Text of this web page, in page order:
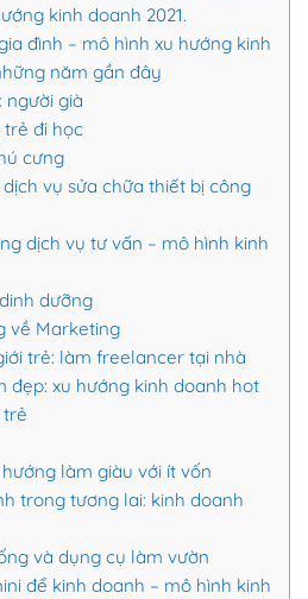
kinh doanh 2021.
đình – mô hình xu hướng kinh
năm gần đây
người già
đi học
cưng
vụ sửa chữa thiết bị công
dịch vụ tư vấn – mô hình kinh
dưỡng
về Marketing
trẻ: làm freelancer tại nhà
đẹp: xu hướng kinh doanh hot
trẻ
làm giàu với ít vốn
trong tương lai: kinh doanh
và dụng cụ làm vườn
để kinh doanh – mô hình kinh